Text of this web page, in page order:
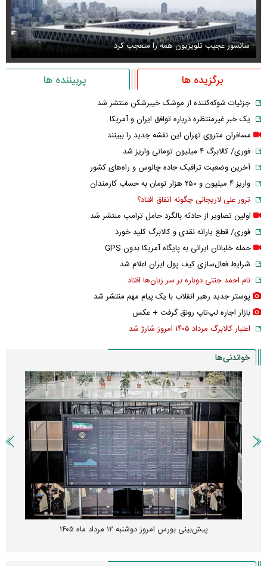
سانسور عجیب تلویزیون همه را متعجب کرد
برگزیده ها پربیننده ها
جزئیات شوکه‌کننده از موشک خیبرشکن منتشر شد
یک خبر غیرمنتظره درباره توافق ایران و آمریکا
مسافران متروی تهران این نقشه جدید را ببینند
فوری/ کالابرگ ۴ میلیون تومانی واریز شد
آخرین وضعیت ترافیک جاده چالوس و راه‌های کشور
واریز ۴ میلیون و ۲۵۰ هزار تومان به حساب کارمندان
ترور علی لاریجانی چگونه اتفاق افتاد؟
اولین تصاویر از حادثه بالگرد حامل ترامپ منتشر شد
فوری/ قطع یارانه نقدی و کالابرگ کلید خورد
حمله خلبانان ایرانی به پایگاه آمریکا بدون GPS
شرایط فعال‌سازی کیف پول ایران اعلام شد
نام احمد جنتی دوباره بر سر زبان‌ها افتاد
پوستر جدید رهبر انقلاب با یک پیام مهم منتشر شد
بازار اجاره لپ‌تاپ رونق گرفت + عکس
اعتبار کالابرگ مرداد ۱۴۰۵ امروز شارژ شد
خواندنی‌ها
پیش‌بینی بورس امروز دوشنبه ۱۲ مرداد ماه ۱۴۰۵